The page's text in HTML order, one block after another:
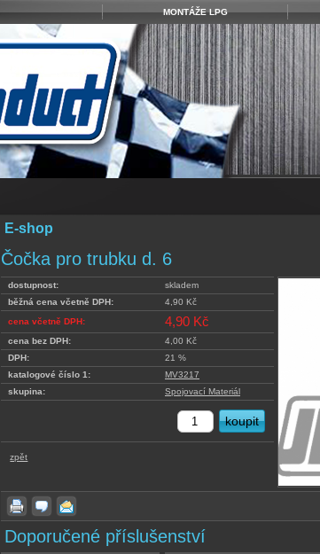
MONTÁŽE LPG
E-shop
Čočka pro trubku d. 6
dostupnost:
skladem
běžná cena včetně DPH:
4,90 Kč
cena včetně DPH:
4,90 Kč
cena bez DPH:
4,00 Kč
DPH:
21 %
katalogové číslo 1:
MV3217
skupina:
Spojovací Materiál
zpět
Doporučené příslušenství